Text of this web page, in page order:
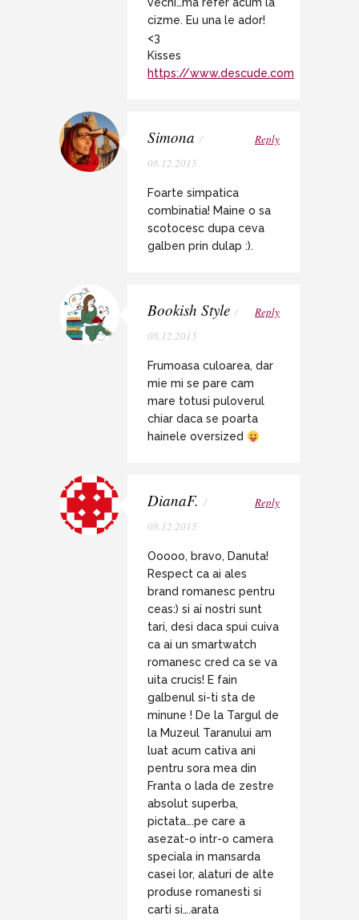
cizme. Eu una le ador!
<3
Kisses
https://www.descude.com
Simona /
08.12.2015
Reply
Foarte simpatica
combinatia! Maine o sa
scotocesc dupa ceva
galben prin dulap :).
Bookish Style /
08.12.2015
Reply
Frumoasa culoarea, dar
mie mi se pare cam
mare totusi puloverul
chiar daca se poarta
hainele oversized
DianaF. /
08.12.2015
Reply
Ooooo, bravo, Danuta!
Respect ca ai ales
brand romanesc pentru
ceas:) si ai nostri sunt
tari, desi daca spui cuiva
ca ai un smartwatch
romanesc cred ca se va
uita crucis! E fain
galbenul si-ti sta de
minune ! De la Targul de
la Muzeul Taranului am
luat acum cativa ani
pentru sora mea din
Franta o lada de zestre
absolut superba,
pictata….pe care a
asezat-o intr-o camera
speciala in mansarda
casei lor, alaturi de alte
produse romanesti si
carti si….arata